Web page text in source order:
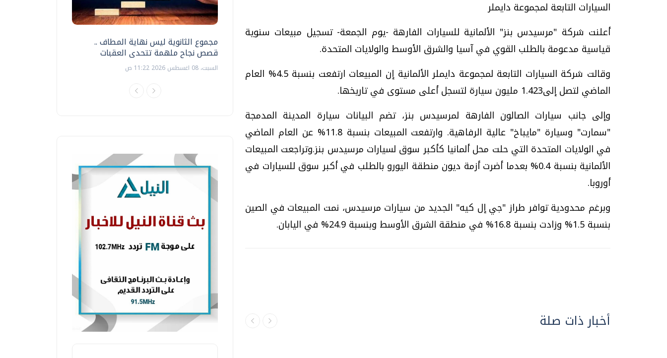
السيارات التابعة لمجموعة دايملر
أعلنت شركة "مرسيدس بنز" الألمانية للسيارات الفارهة -يوم الجمعة- تسجيل مبيعات سنوية
قياسية مدعومة بالطلب القوي في آسيا والشرق الأوسط والولايات المتحدة.
وقالت شركة السيارات التابعة لمجموعة دايملر الألمانية إن المبيعات ارتفعت بنسبة 4.5% العام
الماضي لتصل إلى1.423 مليون سيارة لتسجل أعلى مستوى في تاريخها.
وإلى جانب سيارات الصالون الفارهة لمرسيدس بنز، تضم البيانات سيارة المدينة المدمجة
"سمارت" وسيارة "مايباخ" عالية الرفاهية. وارتفعت المبيعات بنسبة 11.8% عن العام الماضي
في الولايات المتحدة التي حلت محل ألمانيا كأكبر سوق لسيارات مرسيدس بنز.وتراجعت المبيعات
الألمانية بنسبة 0.4% بعدما أضرت أزمة ديون منطقة اليورو بالطلب في أكبر سوق للسيارات في
أوروبا.
وبرغم محدودية توافر طراز "جي إل كيه" الجديد من سيارات مرسيدس، نمت المبيعات في الصين
بنسبة 1.5% وزادت بنسبة 16.8% في منطقة الشرق الأوسط وبنسبة 24.9% في اليابان.
أخبار ذات صلة
مجموع الثانوية ليس نهاية المطاف ..
قصص نجاح ملهمة تتحدى العقبات
السبت، 08 اغسطس 2026 11:22 ص
بعد إشعارات "جوجل" .. هل يمكن التنبوء
بالزلازل وكيف نتعامل معها؟
الثلاثاء، 04 اغسطس 2026 04:04 م
دليلك للتنسيق الجامعي .. تساؤلات
وإجابات
السبت، 01 اغسطس 2026 10:25 ص
فيديو.. الإعلام الرقمي.. تقنيات واعدة
وتحديات هائلة